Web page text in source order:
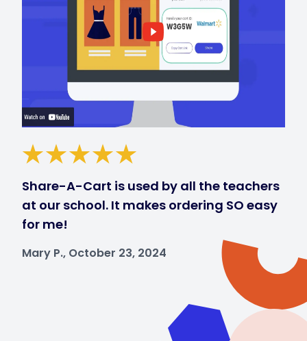
Share-A-Cart is used by all the teachers
at our school. It makes ordering SO easy
for me!
Mary P., October 23, 2024